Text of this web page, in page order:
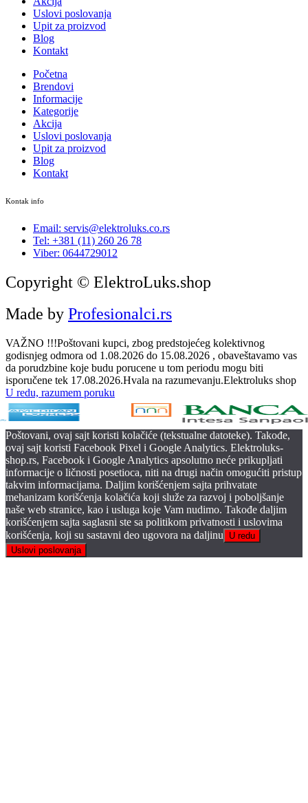
Uslovi poslovanja
Upit za proizvod
Blog
Kontakt
Početna
Brendovi
Informacije
Kategorije
Akcija
Uslovi poslovanja
Upit za proizvod
Blog
Kontakt
Kontak info
Email: servis@elektroluks.co.rs
Tel: +381 (11) 260 26 78
Viber: 0644729012
Copyright © ElektroLuks.shop
Made by Profesionalci.rs
VAŽNO !!!Poštovani kupci, zbog predstojećeg kolektivnog
godisnjeg odmora od 1.08.2026 do 15.08.2026 , obaveštavamo vas
da porudzbine koje budu porucene u tom periodu mogu biti
isporučene tek 17.08.2026.Hvala na razumevanju.Elektroluks shop
U redu, razumem poruku
Poštovani, ovaj sajt koristi kolačiće (tekstualne datoteke). Takođe,
ovaj sajt koristi Facebook Pixel i Google Analytics. Elektroluks-
shop.rs, Facebook i Google Analytics apsolutno neće prikupljati
informacije o ličnosti posetioca, niti na drugi način omogućiti pristup
takvim informacijama. Daljim korišćenjem sajta prihvatate
mehanizam korišćenja kolačića koji služe za razvoj i poboljšanje
naše web stranice, kao i usluga koje Vam nudimo. Takođe daljim
korišćenjem sajta saglasni ste sa politikom privatnosti i uslovima
korišćenja, koji su sastavni deo ugovora na daljinu
U redu
Uslovi poslovanja